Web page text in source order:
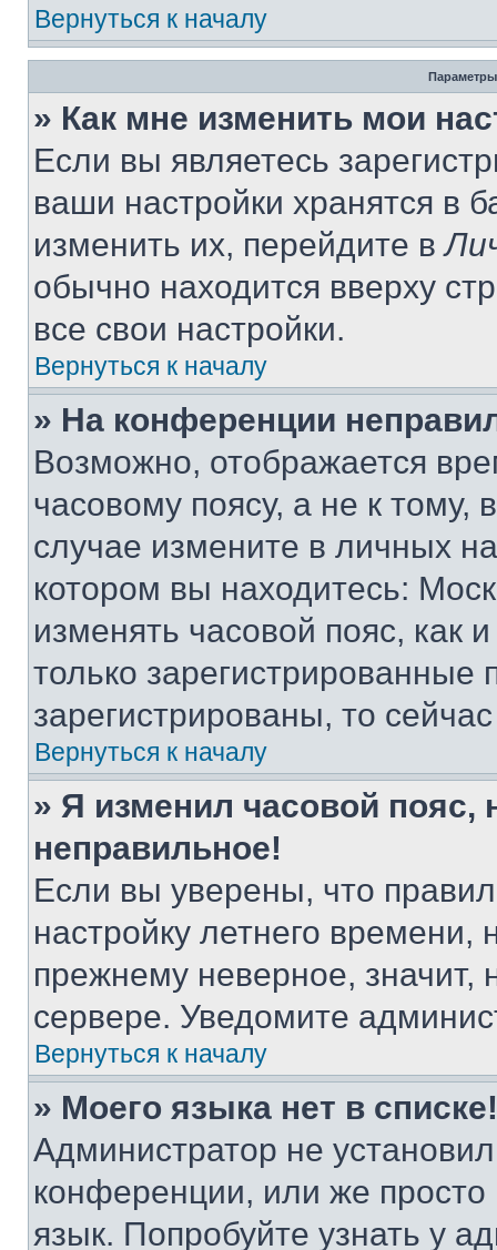
Вернуться к началу
Параметры
» Как мне изменить мои
Если вы являетесь
ваши настройки хранятся в
изменить их, перейдите в
обычно находится вверху
все свои настройки.
Вернуться к началу
» На конференции
Возможно, отображается
часовому поясу, а не к тому,
случае измените в личных
котором вы находитесь:
изменять часовой пояс, как
только
зарегистрированы, то
Вернуться к началу
» Я изменил часовой пояс,
неправильное!
Если вы уверены, что
настройку летнего
прежнему неверное, значит,
сервере. Уведомите
Вернуться к началу
» Моего языка нет в списке!
Администратор не
конференции, или же
язык. Попробуйте узнать у